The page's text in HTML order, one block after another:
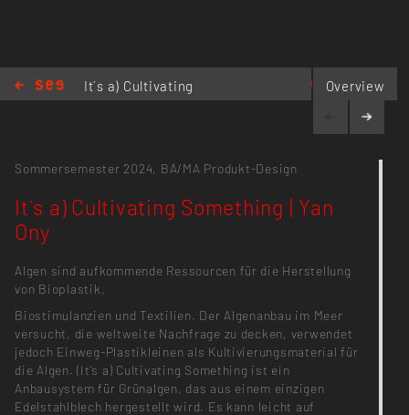
It´s a) Cultivating
Overview
to.ony.yan@gmail.com
Sommersemester 2024, BA/MA Produkt-Design
It´s a) Cultivating Something | Yan
Ony
Algen sind aufkommende Ressourcen für die Herstellung
von Bioplastik,
Biostimulanzien und Textilien. Der Algenanbau im Meer
versucht, die weltweite Nachfrage zu decken, verwendet
jedoch Einweg-Plastikleinen als Kultivierungsmaterial für
die Algen. (It‘s a) Cultivating Something ist ein
Anbausystem für Grünalgen, das aus einem einzigen
Edelstahlblech hergestellt wird. Es kann leicht auf